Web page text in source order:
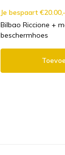
Je bespaart €20.00,-
Bilbao Riccione +
beschermhoes